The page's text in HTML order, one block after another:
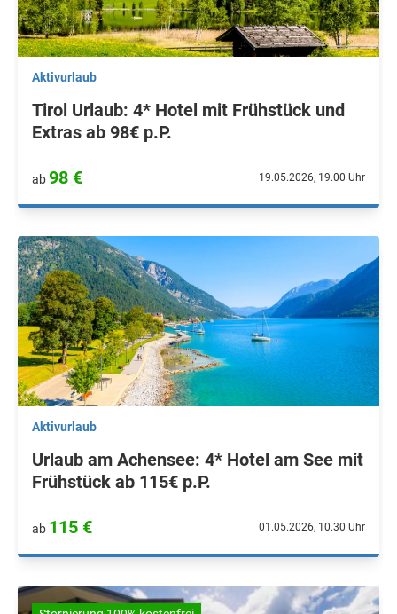
Aktivurlaub
Tirol Urlaub: 4* Hotel mit Frühstück und
Extras ab 98€ p.P.
ab98 € 19.05.2026, 19.00 Uhr
Aktivurlaub
Urlaub am Achensee: 4* Hotel am See mit
Frühstück ab 115€ p.P.
ab 115 € 01.05.2026, 10.30 Uhr